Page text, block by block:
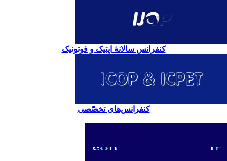
کنفرانس سالانۀ اپتیک و فوتونیک
کنفرانس‌های تخصّصی